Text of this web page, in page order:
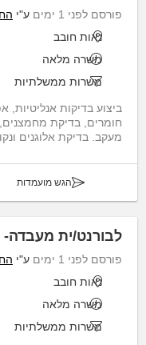
פורסם לפני 1 ימים ע"י
נאות חובב
משרה מלאה
משרות ממשלתיות
ביצוע בדיקות אנליטיות,
חומרים, בדיקת
מעקב. בדיקת אלוגנים
הגש מועמדות
לבורנט/ית
פורסם לפני 1 ימים ע"י
נאות חובב
משרה מלאה
משרות ממשלתיות